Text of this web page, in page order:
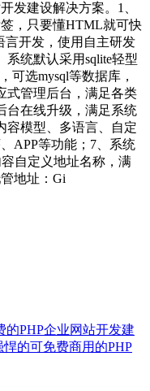
发建设解决方案。1、
，只要懂HTML就可快
言开发，使用自主研发
统默认采用sqlite轻型
可选mysql等数据库，
式管理后台，满足各类
台在线升级，满足系统
容模型、多语言、自定
APP等功能；7、系统
自定义地址名称，满
地址：Gi
的PHP企业网站开发建
的可免费商用的PHP